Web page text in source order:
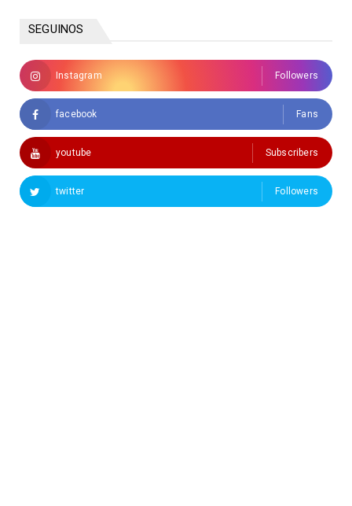
SEGUINOS
Instagram Followers
facebook Fans
youtube Subscribers
twitter Followers